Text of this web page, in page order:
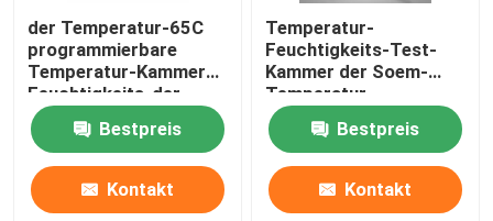
der Temperatur-65C
programmierbare
Temperatur-Kammer
Feuchtigkeits-der
Kammer-SUS304
Bestpreis
Kontakt
Temperatur-
Feuchtigkeits-Test-
Kammer der Soem-
Temperatur-
Feuchtigkeits-
Kammer-220V
Bestpreis
Kontakt